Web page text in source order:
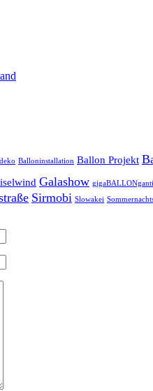
Balloninstallation Ballon Projekt
Galashow
Sirmobi Slowakei